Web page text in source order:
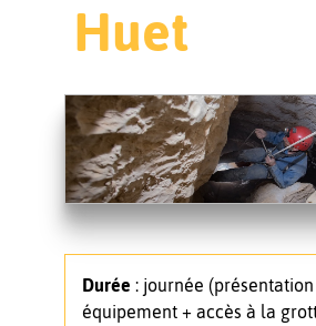
Huet
Durée : journée
équipement + accès à la